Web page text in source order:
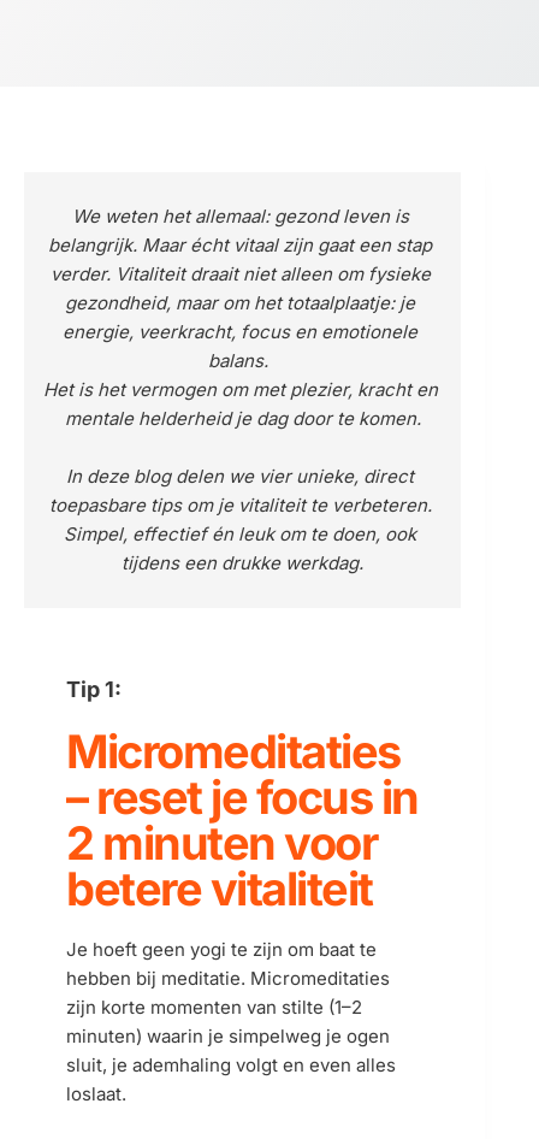
We weten het allemaal: gezond leven is
belangrijk. Maar écht vitaal zijn gaat een stap
verder. Vitaliteit draait niet alleen om fysieke
gezondheid, maar om het totaalplaatje: je
energie, veerkracht, focus en emotionele
balans.
Het is het vermogen om met plezier, kracht en
mentale helderheid je dag door te komen.
In deze blog delen we vier unieke, direct
toepasbare tips om je vitaliteit te verbeteren.
Simpel, effectief én leuk om te doen, ook
tijdens een drukke werkdag.
Tip 1:
Micromeditaties
– reset je focus in
2 minuten voor
betere vitaliteit
Je hoeft geen yogi te zijn om baat te
hebben bij meditatie. Micromeditaties
zijn korte momenten van stilte (1–2
minuten) waarin je simpelweg je ogen
sluit, je ademhaling volgt en even alles
loslaat.